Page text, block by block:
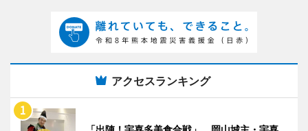
アクセスランキング